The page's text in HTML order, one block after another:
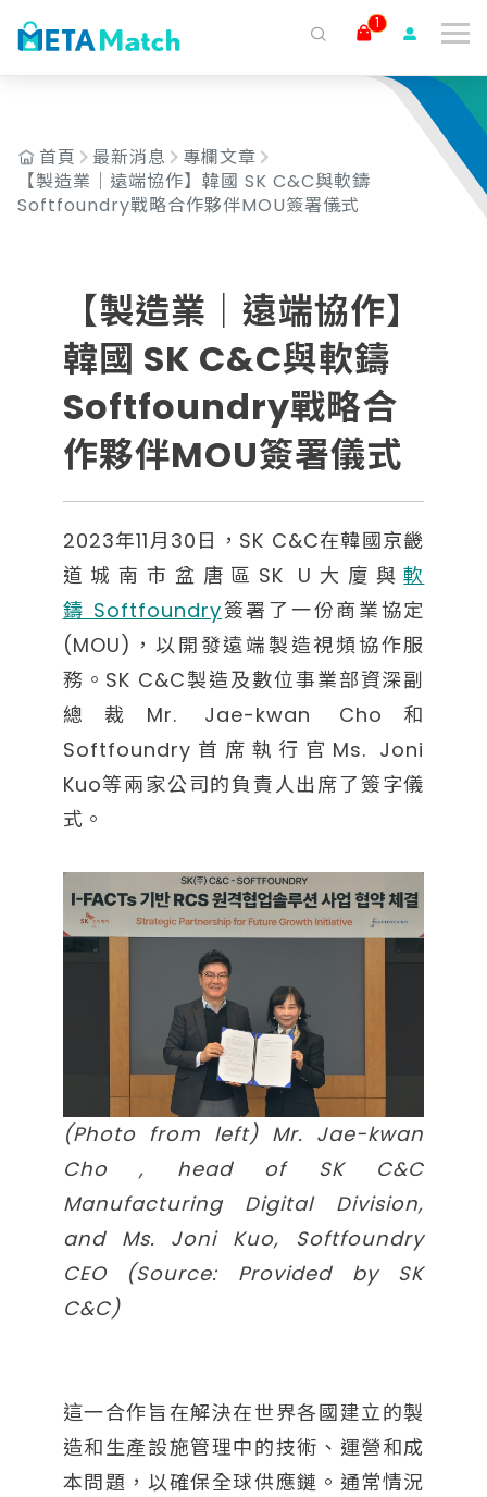
1
首頁 最新消息
專欄文章
【製造業｜遠端協作】韓國 SK C&C與軟鑄
Softfoundry戰略合作夥伴MOU簽署儀式
【製造業｜遠端協作】
韓國 SK C&C與軟鑄
Softfoundry戰略合
作夥伴MOU簽署儀式
2023年11月30日，SK C&C在韓國京畿
道城南市盆唐區SK U大廈與軟
鑄 Softfoundry簽署了一份商業協定
(MOU)，以開發遠端製造視頻協作服
務。SK C&C製造及數位事業部資深副
總裁Mr. Jae-kwan Cho和
Softfoundry首席執行官Ms. Joni
Kuo等兩家公司的負責人出席了簽字儀
式。
(Photo from left) Mr. Jae-kwan
Cho , head of SK C&C
Manufacturing Digital Division,
and Ms. Joni Kuo, Softfoundry
CEO (Source: Provided by SK
C&C)
這一合作旨在解決在世界各國建立的製
造和生產設施管理中的技術、運營和成
本問題，以確保全球供應鏈。通常情況